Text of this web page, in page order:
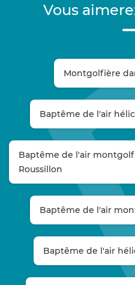
Vous
Montgolfière
Baptême de l'air
Baptême de l'air
Roussillon
Baptême de l'air
Baptême de l'air